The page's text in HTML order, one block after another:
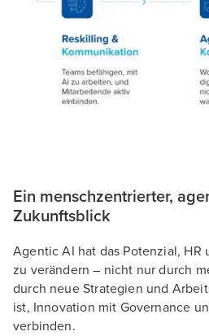
Ein menschzentrierter,
Zukunftsblick
Agentic AI hat das Potenzial, HR
zu verändern – nicht nur durch
durch neue Strategien und
ist, Innovation mit Governance
verbinden.